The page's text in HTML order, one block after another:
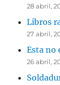
28 abril,
Libros
27 abril,
Esta no
26 abril,